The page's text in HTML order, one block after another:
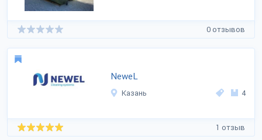
0 отзывов
NeweL
Казань 4
1 отзыв